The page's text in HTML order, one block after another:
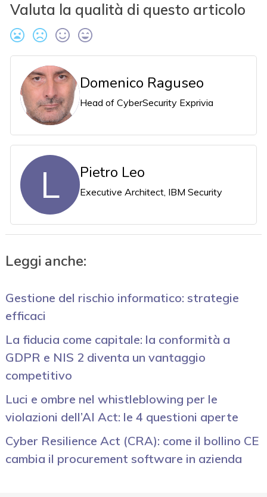
Valuta la qualità di questo articolo
Domenico Raguseo
Head of CyberSecurity Exprivia
L Pietro Leo
Executive Architect, IBM Security
Leggi anche:
Gestione del rischio informatico: strategie
efficaci
La fiducia come capitale: la conformità a
GDPR e NIS 2 diventa un vantaggio
competitivo
Luci e ombre nel whistleblowing per le
violazioni dell’AI Act: le 4 questioni aperte
Cyber Resilience Act (CRA): come il bollino CE
cambia il procurement software in azienda